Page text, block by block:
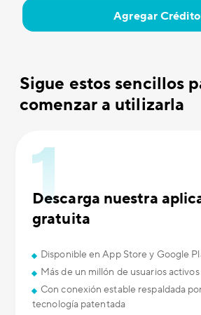
Agregar Crédito
Sigue estos sencillos
comenzar a utilizarla
Descarga nuestra
gratuita
Disponible en App Store y Google
Más de un millón de usuarios
Con conexión estable respaldada
tecnología patentada